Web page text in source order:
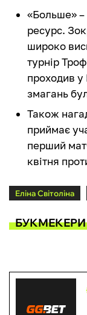
«Больше‎» –
ресурс.
широко
турнір
проходив
змагань
Також
приймає
перший
квітня
Еліна Світоліна
БУКМЕКЕРИ